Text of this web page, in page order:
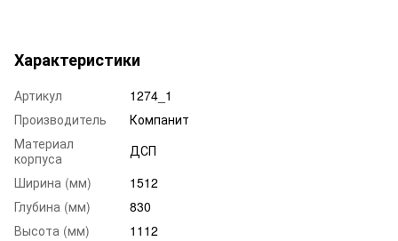
Характеристики
Артикул
1274_1
Производитель
Компанит
Материал
корпуса
ДСП
Ширина (мм)
1512
Глубина (мм)
830
Высота (мм)
1112